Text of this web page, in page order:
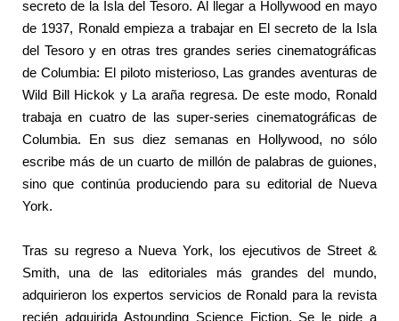
secreto de la Isla del Tesoro. Al llegar a Hollywood en mayo
de 1937, Ronald empieza a trabajar en El secreto de la Isla
del Tesoro y en otras tres grandes series cinematográficas
de Columbia: El piloto misterioso, Las grandes aventuras de
Wild Bill Hickok y La araña regresa. De este modo, Ronald
trabaja en cuatro de las super-series cinematográficas de
Columbia. En sus diez semanas en Hollywood, no sólo
escribe más de un cuarto de millón de palabras de guiones,
sino que continúa produciendo para su editorial de Nueva
York.
Tras su regreso a Nueva York, los ejecutivos de Street &
Smith, una de las editoriales más grandes del mundo,
adquirieron los expertos servicios de Ronald para la revista
recién adquirida Astounding Science Fiction. Se le pide a